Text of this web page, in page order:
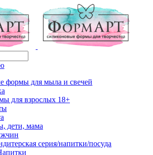
формы для мыла и свечей
для взрослых 18+
дети, мама
серия/напитки/посуда